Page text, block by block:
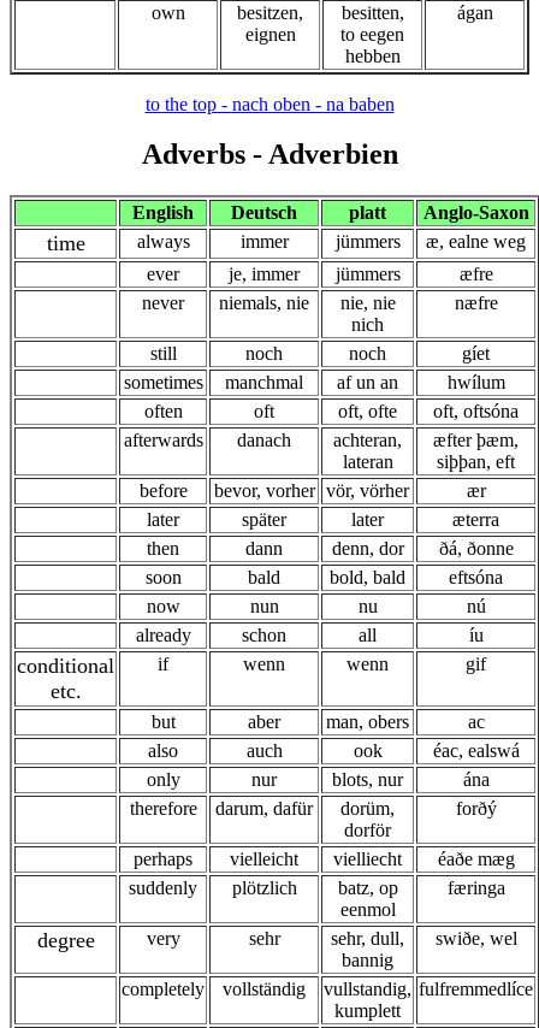
own
besitzen,
eignen
besitten,
to eegen
hebben
ágan
to the top - nach oben - na baben
Adverbs- Adverbien
English Deutsch platt Anglo-Saxon
time always immer jümmers
æ, ealne weg
ever
je, immer jümmers
æfre
never
niemals, nie
nie, nie
nich
næfre
still noch noch
gíet
sometimes
manchmal af un an
hwílum
often
oft oft, ofte
oft, oftsóna
afterwards
danach
achteran,
lateran
æfter þæm,
siþþan, eft
before
bevor, vorher vör, vörher
ær
later
später later
æterra
then
dann denn, dor
ðá, ðonne
soon
bald bold, bald
eftsóna
now
nun nu
nú
already
schon all íu
conditional
etc.
if wenn wenn gif
but aber man, obers
ac
also
auch ook
éac, ealswá
only
nur blots, nur
ána
therefore
darum, dafür
dorüm,
dorför
forðý
perhaps vielleicht vielliecht
éaðe mæg
suddenly
plötzlich
batz, op
eenmol
færinga
degree very sehr
sehr, dull,
bannig
swiðe, wel
completely vollständig
vullstandig,
kumplett
fulfremmedlíce